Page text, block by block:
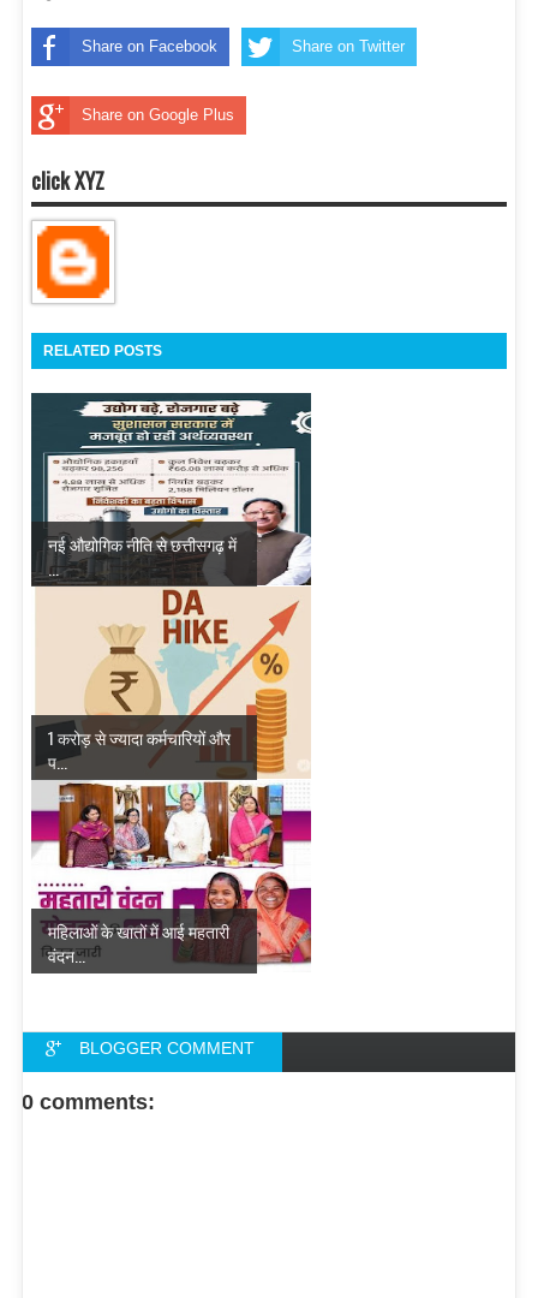
Share on Facebook Share on Twitter
Share on Google Plus
click XYZ
RELATED POSTS
नई औद्योगिक नीति से छत्तीसगढ़ में
...
1 करोड़ से ज्यादा कर्मचारियों और
प...
महिलाओं के खातों में आई महतारी
वंदन...
BLOGGER COMMENT
FACEBOOK COMMENT
0 comments: